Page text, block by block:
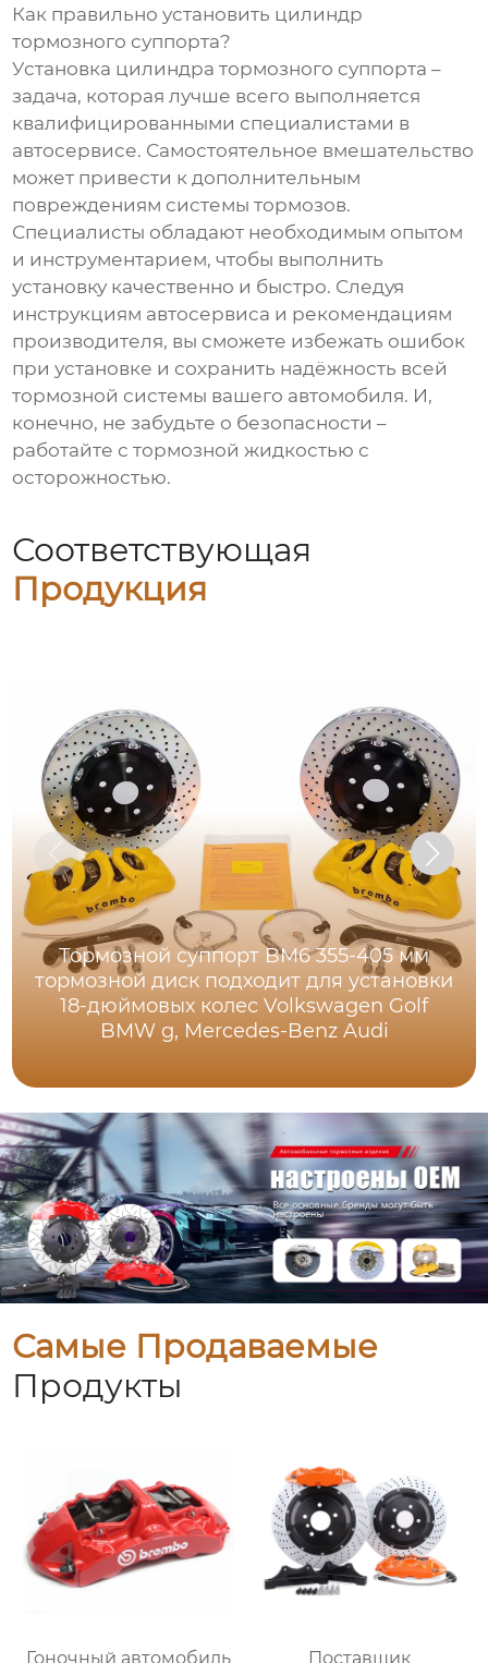
Как правильно установить цилиндр
тормозного суппорта?
Установка цилиндра тормозного суппорта –
задача, которая лучше всего выполняется
квалифицированными специалистами в
автосервисе. Самостоятельное вмешательство
может привести к дополнительным
повреждениям системы тормозов.
Специалисты обладают необходимым опытом
и инструментарием, чтобы выполнить
установку качественно и быстро. Следуя
инструкциям автосервиса и рекомендациям
производителя, вы сможете избежать ошибок
при установке и сохранить надёжность всей
тормозной системы вашего автомобиля. И,
конечно, не забудьте о безопасности –
работайте с тормозной жидкостью с
осторожностью.
Соответствующая
Продукция
Тормозной суппорт BM6 355-405 мм
тормозной диск подходит для установки
18-дюймовых колес Volkswagen Golf
BMW g, Mercedes-Benz Audi
Самые Продаваемые
Продукты
Гоночный автомобиль Поставщик